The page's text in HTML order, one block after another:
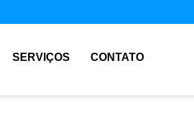
SERVIÇOS CONTATO